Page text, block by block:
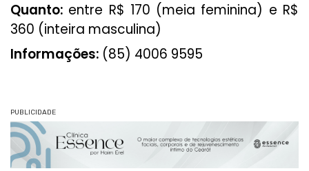
Quanto: entre R$ 170 (meia feminina) e R$
360 (inteira masculina)
Informações: (85) 4006 9595
PUBLICIDADE